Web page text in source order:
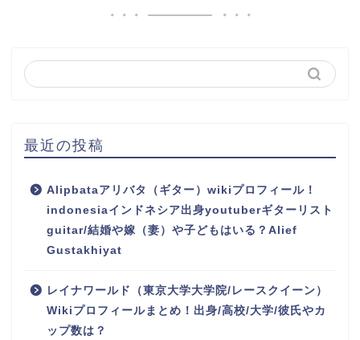
最近の投稿
Alipbataアリバタ（ギター）wikiプロフィール！
indonesiaインドネシア出身youtuberギターリスト
guitar/結婚や嫁（妻）や子どもはいる？Alief
Gustakhiyat
レイナワールド（東京大学大学院/レースクイーン）
Wikiプロフィールまとめ！出身/高校/大学/彼氏やカ
ップ数は？